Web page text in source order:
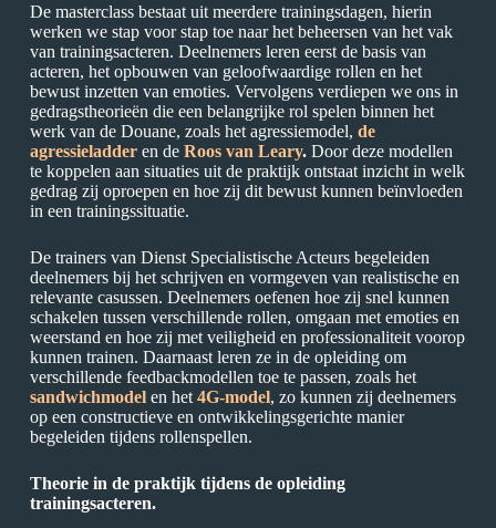
De masterclass bestaat uit meerdere trainingsdagen, hierin
werken we stap voor stap toe naar het beheersen van het vak
van trainingsacteren. Deelnemers leren eerst de basis van
acteren, het opbouwen van geloofwaardige rollen en het
bewust inzetten van emoties. Vervolgens verdiepen we ons in
gedragstheorieën die een belangrijke rol spelen binnen het
werk van de Douane, zoals het agressiemodel, de
agressieladderen de Roos van Leary.Door deze modellen
te koppelen aan situaties uit de praktijk ontstaat inzicht in welk
gedrag zij oproepen en hoe zij dit bewust kunnen beïnvloeden
in een trainingssituatie.
De trainers van Dienst Specialistische Acteurs begeleiden
deelnemers bij het schrijven en vormgeven van realistische en
relevante casussen. Deelnemers oefenen hoe zij snel kunnen
schakelen tussen verschillende rollen, omgaan met emoties en
weerstand en hoe zij met veiligheid en professionaliteit voorop
kunnen trainen. Daarnaast leren ze in de opleiding om
verschillende feedbackmodellen toe te passen, zoals het
sandwichmodel en het 4G-model, zo kunnen zij deelnemers
op een constructieve en ontwikkelingsgerichte manier
begeleiden tijdens rollenspellen.
Theorie in de praktijk tijdens de opleiding
trainingsacteren.